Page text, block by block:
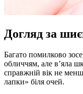
Догляд за
Багато помилково
обличчям, але в’яла
справжній вік не
лапки» біля очей.